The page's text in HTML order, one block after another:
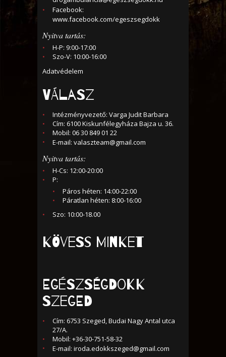
Facebook:
www.facebook.com/egeszsegdokk
Nyitva tartás:
H-P: 9:00-17:00
Szo-V: 10:00-16:00
Adatvédelem
VÁLASZ
Intézményvezető: Varga Judit Barbara
Cím: 6100 Kiskunfélegyháza Bajza u. 36.
Mobil: 06 30 849 01 22
E-mail: valaszteam@gmail.com
Nyitva tartás:
H-Cs: 12:00-20:00
P:
Páros héten: 14:00-22:00
Páratlan héten: 8:00-16:00
Szo: 10:00-18.00
KÖVESS MINKET
Egészségdokk
Szeged
Cím: 6753 Szeged, Budai Nagy Antal utca
27/A.
Mobil: +36-30-751-58-32
E-mail: iroda.edokkszeged@gmail.com